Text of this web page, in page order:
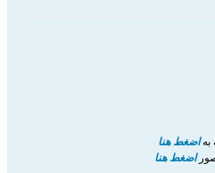
بهاضغط هنا
اضغط هنا